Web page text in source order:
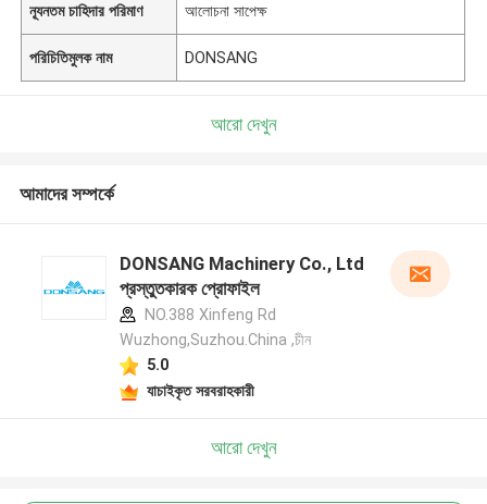
ন্যূনতম চাহিদার পরিমাণ আলোচনা সাপেক্ষ
পরিচিতিমুলক নাম DONSANG
আরো দেখুন
আমাদের সম্পর্কে
DONSANG Machinery Co., Ltd
প্রস্তুতকারক প্রোফাইল
NO.388 Xinfeng Rd
Wuzhong,Suzhou.China ,চীন
5.0
যাচাইকৃত সরবরাহকারী
আরো দেখুন